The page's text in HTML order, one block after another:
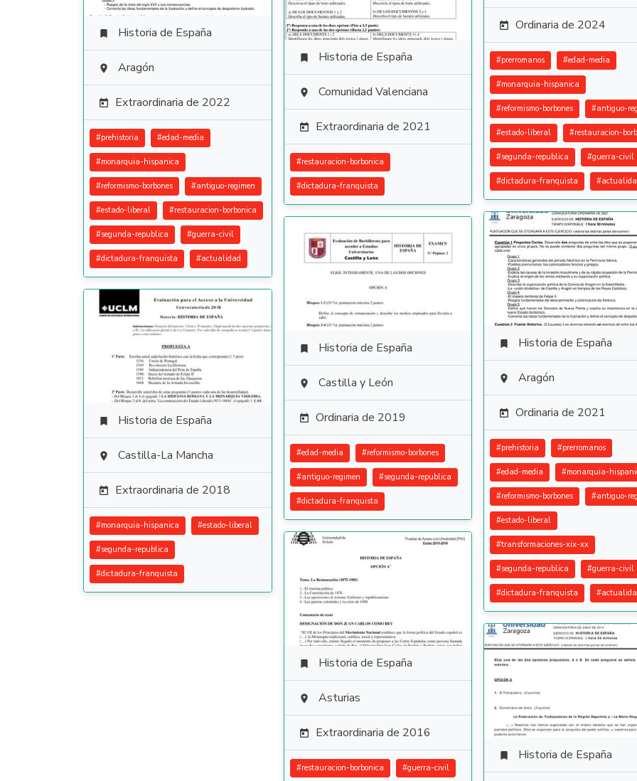
 Ordinaria de 2024
#prerromanos #edad-media
#monarquia-hispanica
#reformismo-borbones #antiguo-
#estado-liberal #restauracion-
#segunda-republica #guerra-civil
#dictadura-franquista #
 Historia de España
 Aragón
 Extraordinaria de 2022
#prehistoria #edad-media
#monarquia-hispanica
#reformismo-borbones #antiguo-regimen
#estado-liberal #restauracion-borbonica
#segunda-republica #guerra-civil
#dictadura-franquista #actualidad
 Historia de España
 Comunidad Valenciana
 Extraordinaria de 2021
#restauracion-borbonica
#dictadura-franquista
 Historia de España
 Aragón
 Ordinaria de 2021
#prehistoria #prerromanos
#edad-media #monarquia-
#reformismo-borbones #antiguo-
#estado-liberal
#transformaciones-xix-xx
#segunda-republica #guerra-civil
#dictadura-franquista #
 Historia de España
 Castilla y León
 Ordinaria de 2019
#edad-media #reformismo-borbones
#antiguo-regimen #segunda-republica
#dictadura-franquista
 Historia de España
 Castilla-La Mancha
 Extraordinaria de 2018
#monarquia-hispanica #estado-liberal
#segunda-republica
#dictadura-franquista
 Historia de España
 Asturias
 Extraordinaria de 2016
#restauracion-borbonica #guerra-civil
 Historia de España